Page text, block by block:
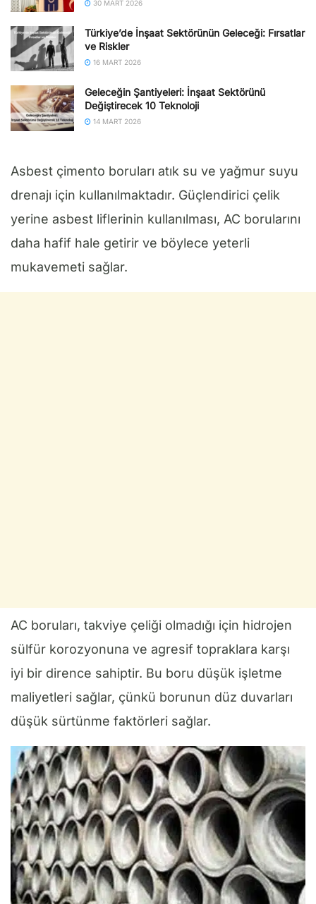
30 MART 2026
Türkiye’de İnşaat Sektörünün Geleceği: Fırsatlar
ve Riskler
16 MART 2026
Geleceğin Şantiyeleri: İnşaat Sektörünü
Değiştirecek 10 Teknoloji
14 MART 2026
Asbest çimento boruları atık su ve yağmur suyu
drenajı için kullanılmaktadır. Güçlendirici çelik
yerine asbest liflerinin kullanılması, AC borularını
daha hafif hale getirir ve böylece yeterli
mukavemeti sağlar.
AC boruları, takviye çeliği olmadığı için hidrojen
sülfür korozyonuna ve agresif topraklara karşı
iyi bir dirence sahiptir. Bu boru düşük işletme
maliyetleri sağlar, çünkü borunun düz duvarları
düşük sürtünme faktörleri sağlar.